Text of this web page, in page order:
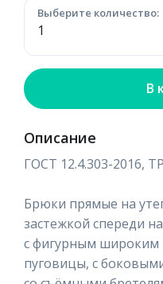
Выберите количество:
В
Описание
ГОСТ 12.4.303-2016,
Брюки прямые на
застежкой спереди
с фигурным широким
пуговицы, с